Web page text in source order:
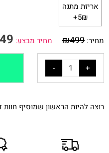
אריזת מתנה
5₪+
מחיר: ₪499 מחיר מבצע:
רוצה להיות הראשון שמוסיף חוות